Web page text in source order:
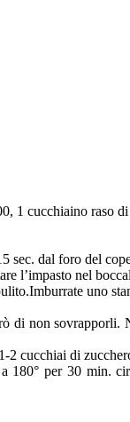
cucchiaino raso
sec. dal foro del
l’impasto nel
uno
di non
2 cucchiai di
per 30 min.